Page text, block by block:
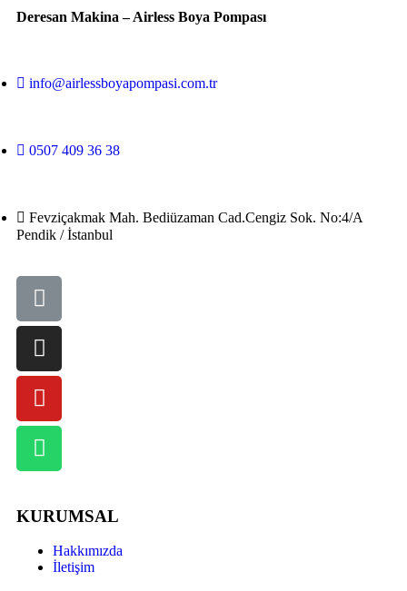
Deresan Makina – Airless Boya Pompası
info@airlessboyapompasi.com.tr
0507 409 36 38
Fevziçakmak Mah. Bediüzaman Cad.Cengiz Sok. No:4/A
Pendik / İstanbul
KURUMSAL
Hakkımızda
İletişim